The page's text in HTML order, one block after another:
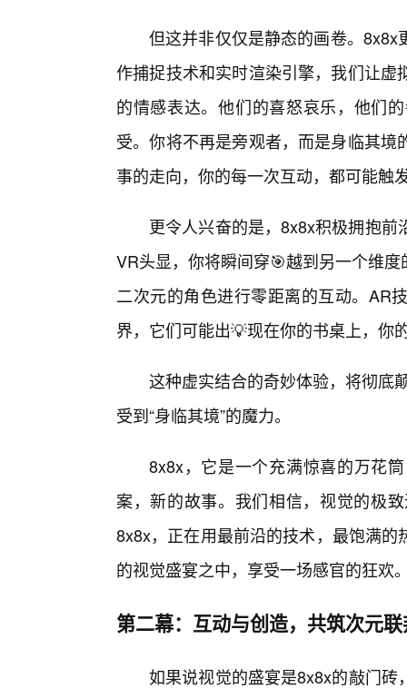
但这并非仅仅是静态的画卷。
作捕捉技术和实时渲染引擎，我们让
的情感表达。他们的喜怒哀乐，他们
受。你将不再是旁观者，而是身临其
事的走向，你的每一次互动，都可能触
更令人兴奋的是，8x8x积极拥抱
VR头显，你将瞬间穿🎯越到另一个维
二次元的角色进行零距离的互动。AR
界，它们可能出💡现在你的书桌上，你
这种虚实结合的奇妙体验，将彻底
受到“身临其境”的魔力。
8x8x，它是一个充满惊喜的万花
案，新的故事。我们相信，视觉的极
8x8x，正在用最前沿的技术，最饱满
的视觉盛宴之中，享受一场感官的狂欢
第二幕：互动与创造，共筑次元
如果说视觉的盛宴是8x8x的敲门